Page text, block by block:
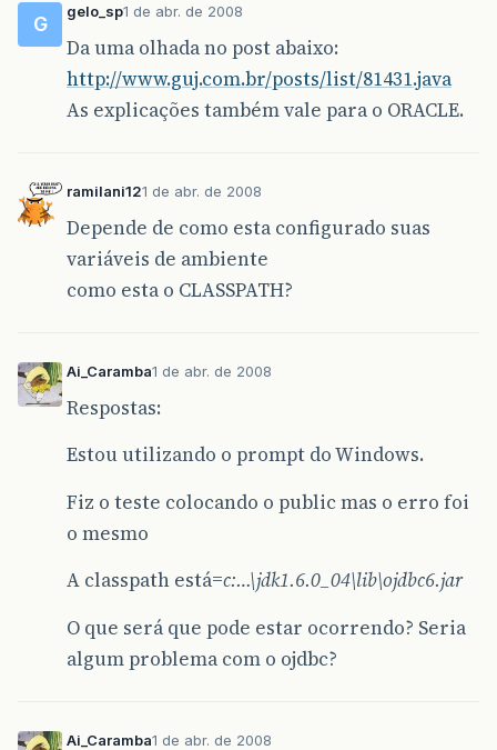
G
gelo_sp1 de abr. de 2008
Da uma olhada no post abaixo:
http://www.guj.com.br/posts/list/81431.java
As explicações também vale para o ORACLE.
ramilani121 de abr. de 2008
Depende de como esta configurado suas
variáveis de ambiente
como esta o CLASSPATH?
Ai_Caramba1 de abr. de 2008
Respostas:
Estou utilizando o prompt do Windows.
Fiz o teste colocando o public mas o erro foi
o mesmo
A classpath está=c:…\jdk1.6.0_04\lib\ojdbc6.jar
O que será que pode estar ocorrendo? Seria
algum problema com o ojdbc?
Ai_Caramba1 de abr. de 2008